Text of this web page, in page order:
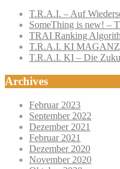
T.R.A.I. – Auf
SomeThing is new! –
TRAI Ranking
T.R.A.I. KI
T.R.A.I. KI – Die
Archives
Februar 2023
September 2022
Dezember 2021
Februar 2021
Dezember 2020
November 2020